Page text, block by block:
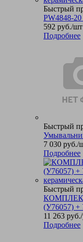
Быстрый
PW4848-
592 руб./шт
Подробнее
Быстрый
7 030 руб./
Подробнее
Быстрый
КОМПЛЕКТ
(У76057)
11 263 руб.
Подробнее